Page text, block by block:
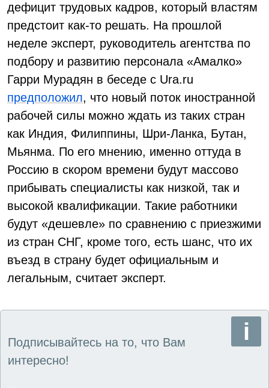
дефицит трудовых кадров, который властям
предстоит как-то решать. На прошлой
неделе эксперт, руководитель агентства по
подбору и развитию персонала «Амалко»
Гарри Мурадян в беседе с Ura.ru
предположил, что новый поток иностранной
рабочей силы можно ждать из таких стран
как Индия, Филиппины, Шри-Ланка, Бутан,
Мьянма. По его мнению, именно оттуда в
Россию в скором времени будут массово
прибывать специалисты как низкой, так и
высокой квалификации. Такие работники
будут «дешевле» по сравнению с приезжими
из стран СНГ, кроме того, есть шанс, что их
въезд в страну будет официальным и
легальным, считает эксперт.
Подписывайтесь на то, что Вам
интересно!